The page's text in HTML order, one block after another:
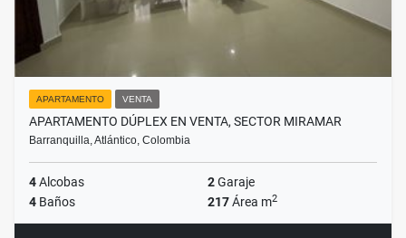
APARTAMENTO VENTA
APARTAMENTO DÚPLEX EN VENTA, SECTOR MIRAMAR
Barranquilla, Atlántico, Colombia
4Alcobas 2Garaje
4 Baños 217Área m2